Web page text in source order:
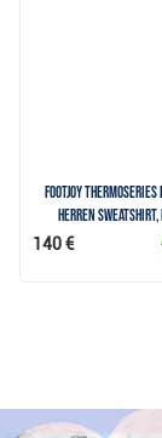
FootJoy
Herren
140 €